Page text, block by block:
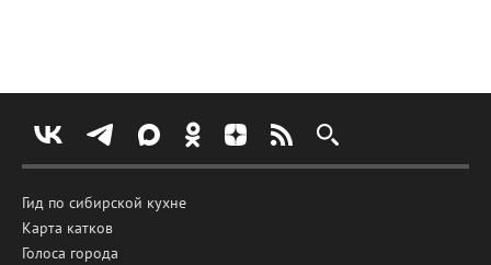
Гид по сибирской кухне
Карта катков
Голоса города